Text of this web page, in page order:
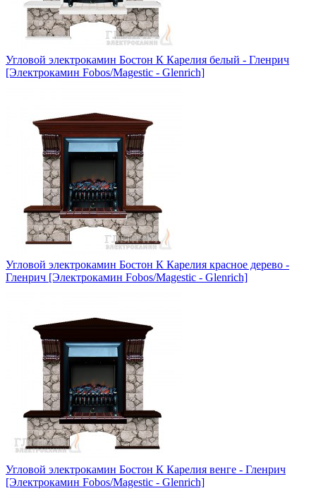
Угловой электрокамин Бостон К Карелия белый - Гленрич
[Электрокамин Fobos/Magestic - Glenrich]
Угловой электрокамин Бостон К Карелия красное дерево -
Гленрич [Электрокамин Fobos/Magestic - Glenrich]
Угловой электрокамин Бостон К Карелия венге - Гленрич
[Электрокамин Fobos/Magestic - Glenrich]